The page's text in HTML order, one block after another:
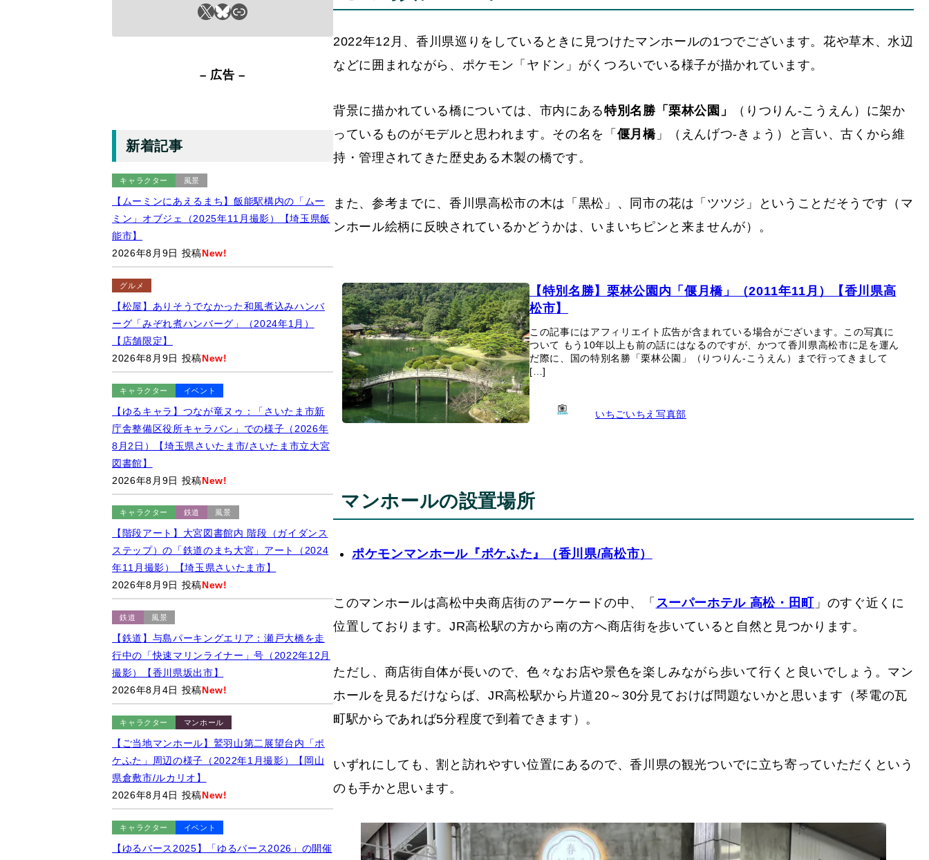
マンホールの設置場所
【余談】「ヤドンのポスト」もあわせてどうぞ
関連記事
当ブログの他の「ポケふた」記事
この写真について
背景に描かれている橋については、市内にある 特別名勝「栗林公園」
（りつりん-こうえん）に架か
っているものがモデルと思われます。その名を「偃月橋」（えんげつ-きょう）と言い、古くから維
持・管理されてきた歴史ある木製の橋です。
また、参考までに、香川県高松市の木は「黒松」、同市の花は「ツツジ」ということだそうです（マ
松市】
この記事にはアフィリエイト広告が含まれている場合がございます。この写真に
ついて もう10年以上も前の話にはなるのですが、かつて香川県高松市に足を運ん
いちごいちえ写真部
マンホールの設置場所
ポケモンマンホール『ポケふた』（香川県/高松市）
位置しております。JR高松駅の方から南の方へ商店街を歩いていると自然と見つかります。
X Bluesky リンク
– 広告 –
新着記事
キャラクター 風景
【ムーミンにあえるまち】飯能駅構内の「ムー
ミン」オブジェ（2025年11月撮影）【埼玉県飯
能市】
2026年8月9日 投稿New!
グルメ
ーグ「みぞれ煮ハンバーグ」（2024年1月）
【店舗限定】
2026年8月9日 投稿New!
キャラクター イベント
庁舎整備区役所キャラバン」での様子（2026年
8月2日）【埼玉県さいたま市/さいたま市立大宮
図書館】
2026年8月9日 投稿New!
キャラクター 鉄道 風景
【階段アート】大宮図書館内 階段（ガイダンス
ステップ）の「鉄道のまち大宮」アート（2024
年11月撮影）【埼玉県さいたま市】
2026年8月9日 投稿
鉄道 風景
【鉄道】与島パーキングエリア：瀬戸大橋を走
行中の「快速マリンライナー」号（2022年12月